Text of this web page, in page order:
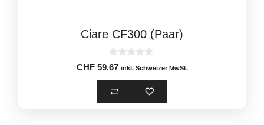
Ciare CF300 (Paar)
0
o
u
t
o
f
CHF59.67 inkl. Schweizer MwSt.